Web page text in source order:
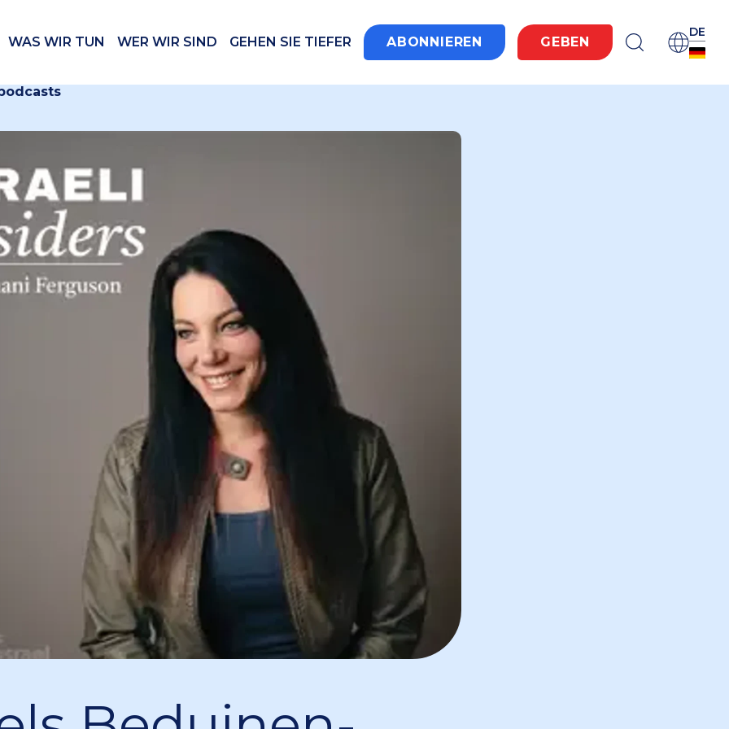
WAS WIR TUN WER WIR SIND GEHEN SIE TIEFER ABONNIEREN GEBEN
DE